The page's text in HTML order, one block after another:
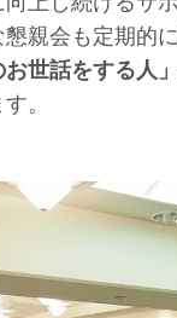
親会も定期的
世話をする人」
。